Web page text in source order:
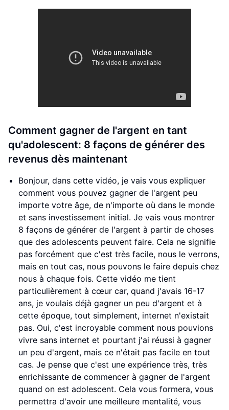
Comment gagner de l'argent en tant
qu'adolescent: 8 façons de générer des
revenus dès maintenant
Bonjour, dans cette vidéo, je vais vous expliquer
comment vous pouvez gagner de l'argent peu
importe votre âge, de n'importe où dans le monde
et sans investissement initial. Je vais vous montrer
8 façons de générer de l'argent à partir de choses
que des adolescents peuvent faire. Cela ne signifie
pas forcément que c'est très facile, nous le verrons,
mais en tout cas, nous pouvons le faire depuis chez
nous à chaque fois. Cette vidéo me tient
particulièrement à cœur car, quand j'avais 16-17
ans, je voulais déjà gagner un peu d'argent et à
cette époque, tout simplement, internet n'existait
pas. Oui, c'est incroyable comment nous pouvions
vivre sans internet et pourtant j'ai réussi à gagner
un peu d'argent, mais ce n'était pas facile en tout
cas. Je pense que c'est une expérience très, très
enrichissante de commencer à gagner de l'argent
quand on est adolescent. Cela vous formera, vous
permettra d'avoir une meilleure mentalité, vous